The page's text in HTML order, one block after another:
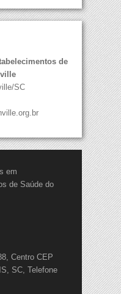
de
SC
em
de Saúde do
Centro CEP
SC, Telefone